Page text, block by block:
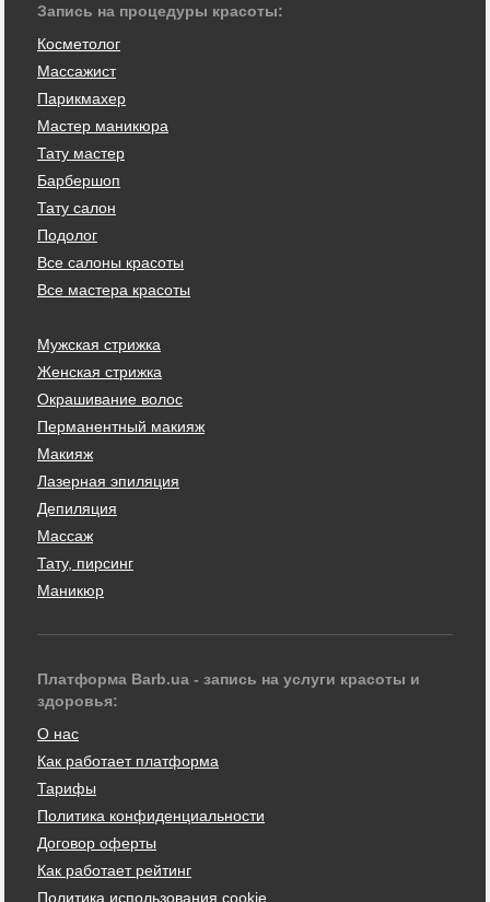
Запись на процедуры красоты:
Косметолог
Массажист
Парикмахер
Мастер маникюра
Тату мастер
Барбершоп
Тату салон
Подолог
Все салоны красоты
Все мастера красоты
Мужская стрижка
Женская стрижка
Окрашивание волос
Перманентный макияж
Макияж
Лазерная эпиляция
Депиляция
Массаж
Тату, пирсинг
Маникюр
Платформа Barb.ua - запись на услуги красоты и
здоровья:
О нас
Как работает платформа
Тарифы
Политика конфиденциальности
Договор оферты
Как работает рейтинг
Политика использования cookie